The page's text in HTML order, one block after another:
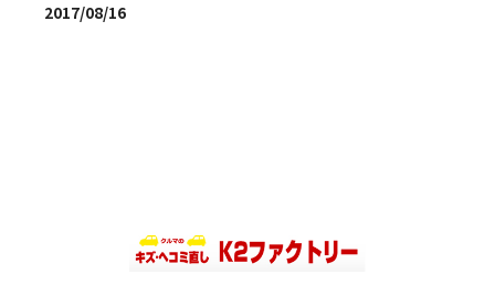
2017/08/16